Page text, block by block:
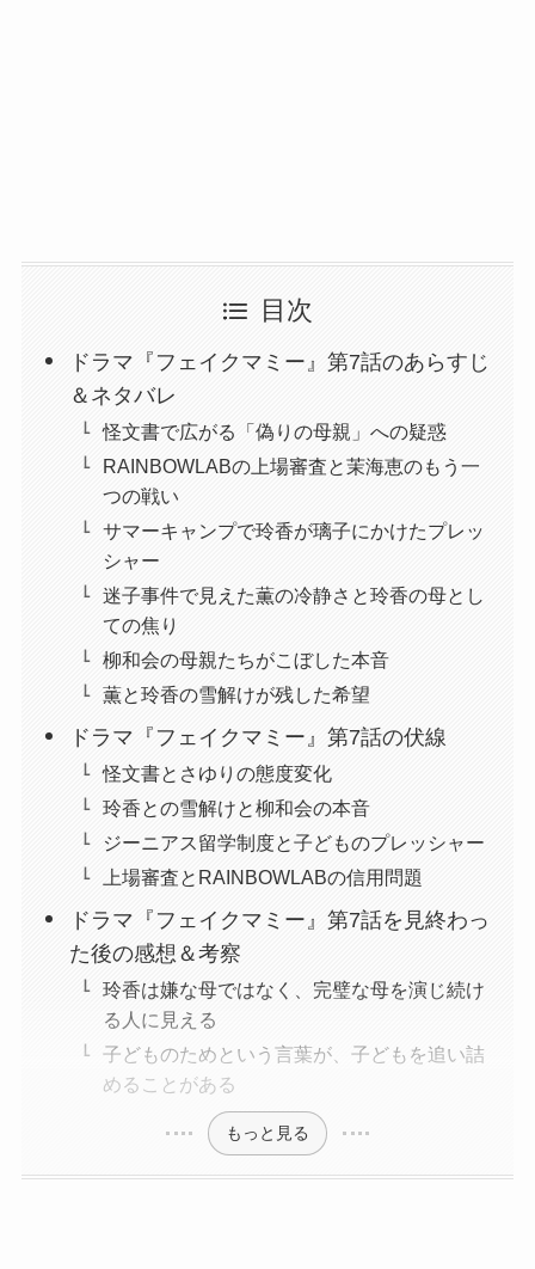
目次
ドラマ『フェイクマミー』第7話のあらすじ
＆ネタバレ
怪文書で広がる「偽りの母親」への疑惑
RAINBOWLABの上場審査と茉海恵のもう一
つの戦い
サマーキャンプで玲香が璃子にかけたプレッ
シャー
迷子事件で見えた薫の冷静さと玲香の母とし
ての焦り
柳和会の母親たちがこぼした本音
薫と玲香の雪解けが残した希望
ドラマ『フェイクマミー』第7話の伏線
怪文書とさゆりの態度変化
玲香との雪解けと柳和会の本音
ジーニアス留学制度と子どものプレッシャー
上場審査とRAINBOWLABの信用問題
ドラマ『フェイクマミー』第7話を見終わっ
た後の感想＆考察
玲香は嫌な母ではなく、完璧な母を演じ続け
る人に見える
子どものためという言葉が、子どもを追い詰
めることがある
もっと見る